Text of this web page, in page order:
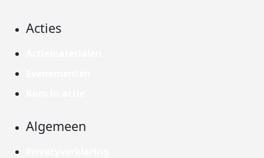
Acties
Algemeen